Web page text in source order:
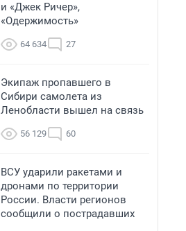
и «Джек Ричер»,
«Одержимость»
64 634 27
Экипаж пропавшего в
Сибири самолета из
Ленобласти вышел на связь
56 129 60
ВСУ ударили ракетами и
дронами по территории
России. Власти регионов
сообщили о пострадавших